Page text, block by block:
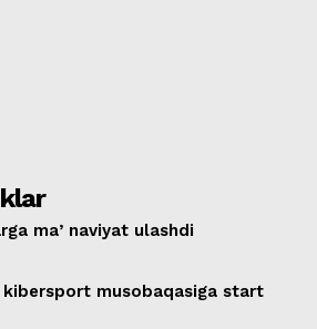
maʼnaviyat ulashdi
kibersport musobaqasiga start